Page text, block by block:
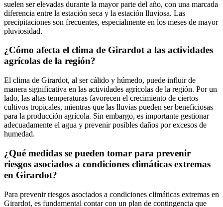
suelen ser elevadas durante la mayor parte del año, con una marcada
diferencia entre la estación seca y la estación lluviosa. Las
precipitaciones son frecuentes, especialmente en los meses de mayor
pluviosidad.
¿Cómo afecta el clima de Girardot a las actividades
agrícolas de la región?
El clima de Girardot, al ser cálido y húmedo, puede influir de
manera significativa en las actividades agrícolas de la región. Por un
lado, las altas temperaturas favorecen el crecimiento de ciertos
cultivos tropicales, mientras que las lluvias pueden ser beneficiosas
para la producción agrícola. Sin embargo, es importante gestionar
adecuadamente el agua y prevenir posibles daños por excesos de
humedad.
¿Qué medidas se pueden tomar para prevenir
riesgos asociados a condiciones climáticas extremas
en Girardot?
Para prevenir riesgos asociados a condiciones climáticas extremas en
Girardot, es fundamental contar con un plan de contingencia que